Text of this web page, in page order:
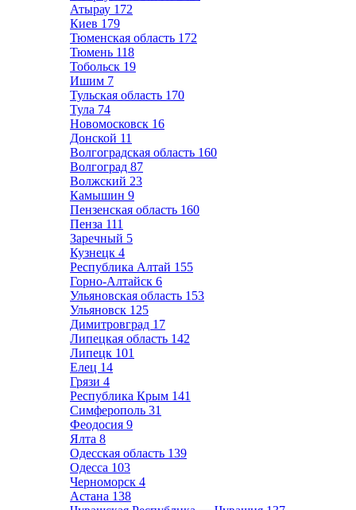
Атырау 172
Киев 179
Тюменская область 172
Тюмень 118
Тобольск 19
Ишим 7
Тульская область 170
Тула 74
Новомосковск 16
Донской 11
Волгоградская область 160
Волгоград 87
Волжский 23
Камышин 9
Пензенская область 160
Пенза 111
Заречный 5
Кузнецк 4
Республика Алтай 155
Горно-Алтайск 6
Ульяновская область 153
Ульяновск 125
Димитровград 17
Липецкая область 142
Липецк 101
Елец 14
Грязи 4
Республика Крым 141
Симферополь 31
Феодосия 9
Ялта 8
Одесская область 139
Одесса 103
Черноморск 4
Астана 138